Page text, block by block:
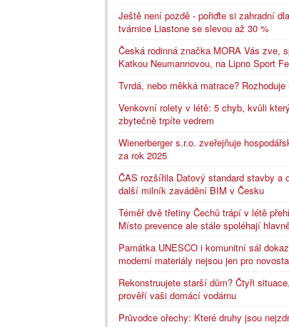
Ještě není pozdě - pořiďte si zahradní
tvárnice Liastone se slevou až 30 %
Česká rodinná značka MORA Vás zve,
Katkou Neumannovou, na Lipno Sport
Tvrdá, nebo měkká matrace? Rozhoduje
Venkovní rolety v létě: 5 chyb, kvůli
zbytečně trpíte vedrem
Wienerberger s.r.o. zveřejňuje
za rok 2025
ČAS rozšířila Datový standard stavby a
další milník zavádění BIM v Česku
Téměř dvě třetiny Čechů trápí v létě
Místo prevence ale stále spoléhají
Památka UNESCO i komunitní sál
moderní materiály nejsou jen pro
Rekonstruujete starší dům? Čtyři
prověří vaši domácí vodárnu
Průvodce ořechy: Které druhy jsou